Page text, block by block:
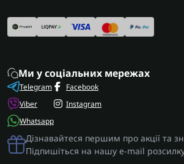
Ми у соціальних мережах
Telegram
Viber
Whatsapp
Facebook
Instagram
Дізнавайтеся першим про акції та
Підпишіться на нашу e-mail